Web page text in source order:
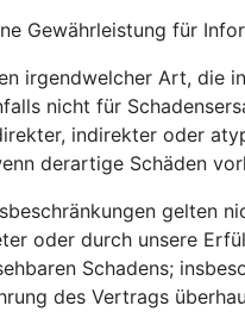
Gewährleistung für
irgendwelcher Art, die
nicht für
indirekter oder
derartige Schäden
gelten
oder durch unsere
Schadens;
des Vertrags